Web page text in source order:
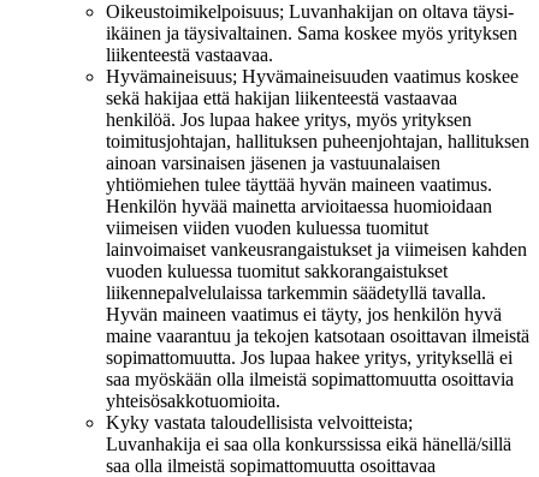
Oikeustoimikelpoisuus; Luvanhakijan on oltava täysi-
ikäinen ja täysivaltainen. Sama koskee myös yrityksen
liikenteestä vastaavaa.
Hyvämaineisuus; Hyvämaineisuuden vaatimus koskee
sekä hakijaa että hakijan liikenteestä vastaavaa
henkilöä. Jos lupaa hakee yritys, myös yrityksen
toimitusjohtajan, hallituksen puheenjohtajan, hallituksen
ainoan varsinaisen jäsenen ja vastuunalaisen
yhtiömiehen tulee täyttää hyvän maineen vaatimus.
Henkilön hyvää mainetta arvioitaessa huomioidaan
viimeisen viiden vuoden kuluessa tuomitut
lainvoimaiset vankeusrangaistukset ja viimeisen kahden
vuoden kuluessa tuomitut sakkorangaistukset
liikennepalvelulaissa tarkemmin säädetyllä tavalla.
Hyvän maineen vaatimus ei täyty, jos henkilön hyvä
maine vaarantuu ja tekojen katsotaan osoittavan ilmeistä
sopimattomuutta. Jos lupaa hakee yritys, yrityksellä ei
saa myöskään olla ilmeistä sopimattomuutta osoittavia
yhteisösakkotuomioita.
Kyky vastata taloudellisista velvoitteista;
Luvanhakija ei saa olla konkurssissa eikä hänellä/sillä
saa olla ilmeistä sopimattomuutta osoittavaa